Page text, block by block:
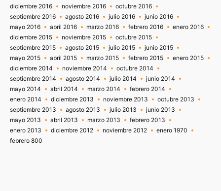
diciembre 2016
noviembre 2016
octubre 2016
septiembre 2016
agosto 2016 julio 2016
junio 2016
mayo 2016
abril 2016 marzo 2016 febrero 2016
enero 2016
diciembre 2015
noviembre 2015
octubre 2015
septiembre 2015
agosto 2015 julio 2015
junio 2015
mayo 2015
abril 2015 marzo 2015 febrero 2015
enero 2015
diciembre 2014
noviembre 2014
octubre 2014
septiembre 2014
agosto 2014 julio 2014
junio 2014
mayo 2014
abril 2014 marzo 2014
febrero 2014
enero 2014
diciembre 2013 noviembre 2013
octubre 2013
septiembre 2013
agosto 2013 julio 2013
junio 2013
mayo 2013
abril 2013 marzo 2013
febrero 2013
enero 2013
diciembre 2012 noviembre 2012
enero 1970
febrero 800